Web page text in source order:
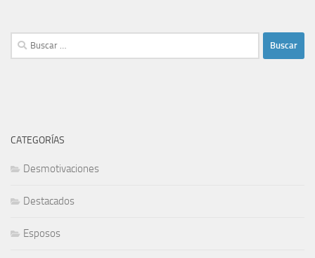
Buscar:
CATEGORÍAS
Desmotivaciones
Destacados
Esposos